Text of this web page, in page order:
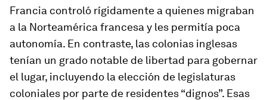
Francia controló rígidamente a quienes migraban
a la Norteamérica francesa y les permitía poca
autonomía. En contraste, las colonias inglesas
tenían un grado notable de libertad para gobernar
el lugar, incluyendo la elección de legislaturas
coloniales por parte de residentes “dignos”. Esas